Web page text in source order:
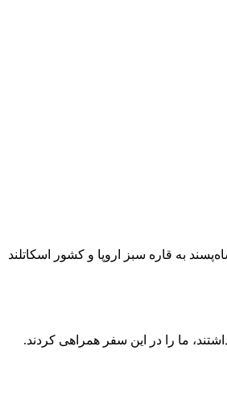
به قاره سبز اروپا و کشور اسکاتلند
و رسول، زوج دوست داشتنی و پرانرژی که تقریبا ۱۲ سال در اسکاتلند سکونت داشتند، ما را در این سفر همراهی کردند.